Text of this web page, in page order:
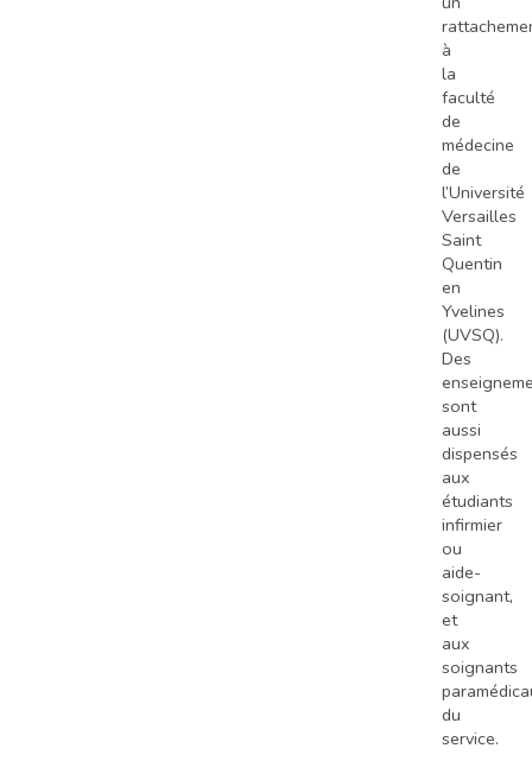
à
la
faculté
de
médecine
de
l’Université
Versailles
Saint
Quentin
en
Yvelines
(UVSQ).
Des
sont
aussi
dispensés
aux
étudiants
infirmier
ou
aide-
soignant,
et
aux
soignants
du
service.